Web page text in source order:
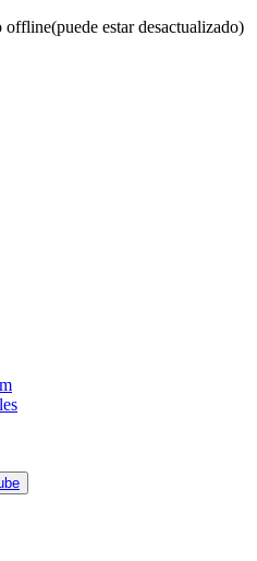
estar desactualizado)